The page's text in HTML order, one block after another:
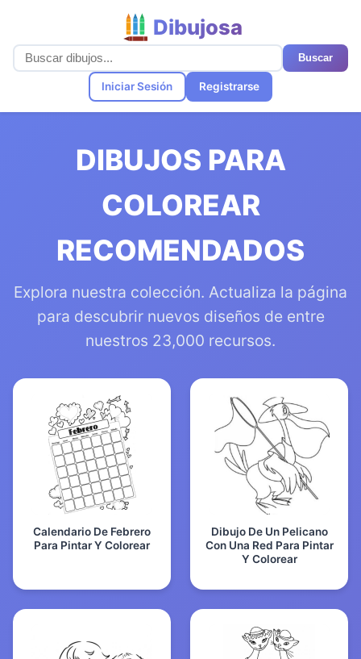
Dibujosa
Buscar
Iniciar Sesión Registrarse
DIBUJOS PARA
COLOREAR
RECOMENDADOS
Explora nuestra colección. Actualiza la página
para descubrir nuevos diseños de entre
nuestros 23,000 recursos.
Calendario De Febrero
Para Pintar Y Colorear
Dibujo De Un Pelicano
Con Una Red Para Pintar
Y Colorear